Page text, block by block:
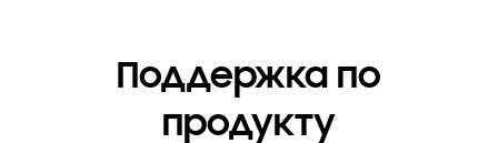
Поддержка по
продукту